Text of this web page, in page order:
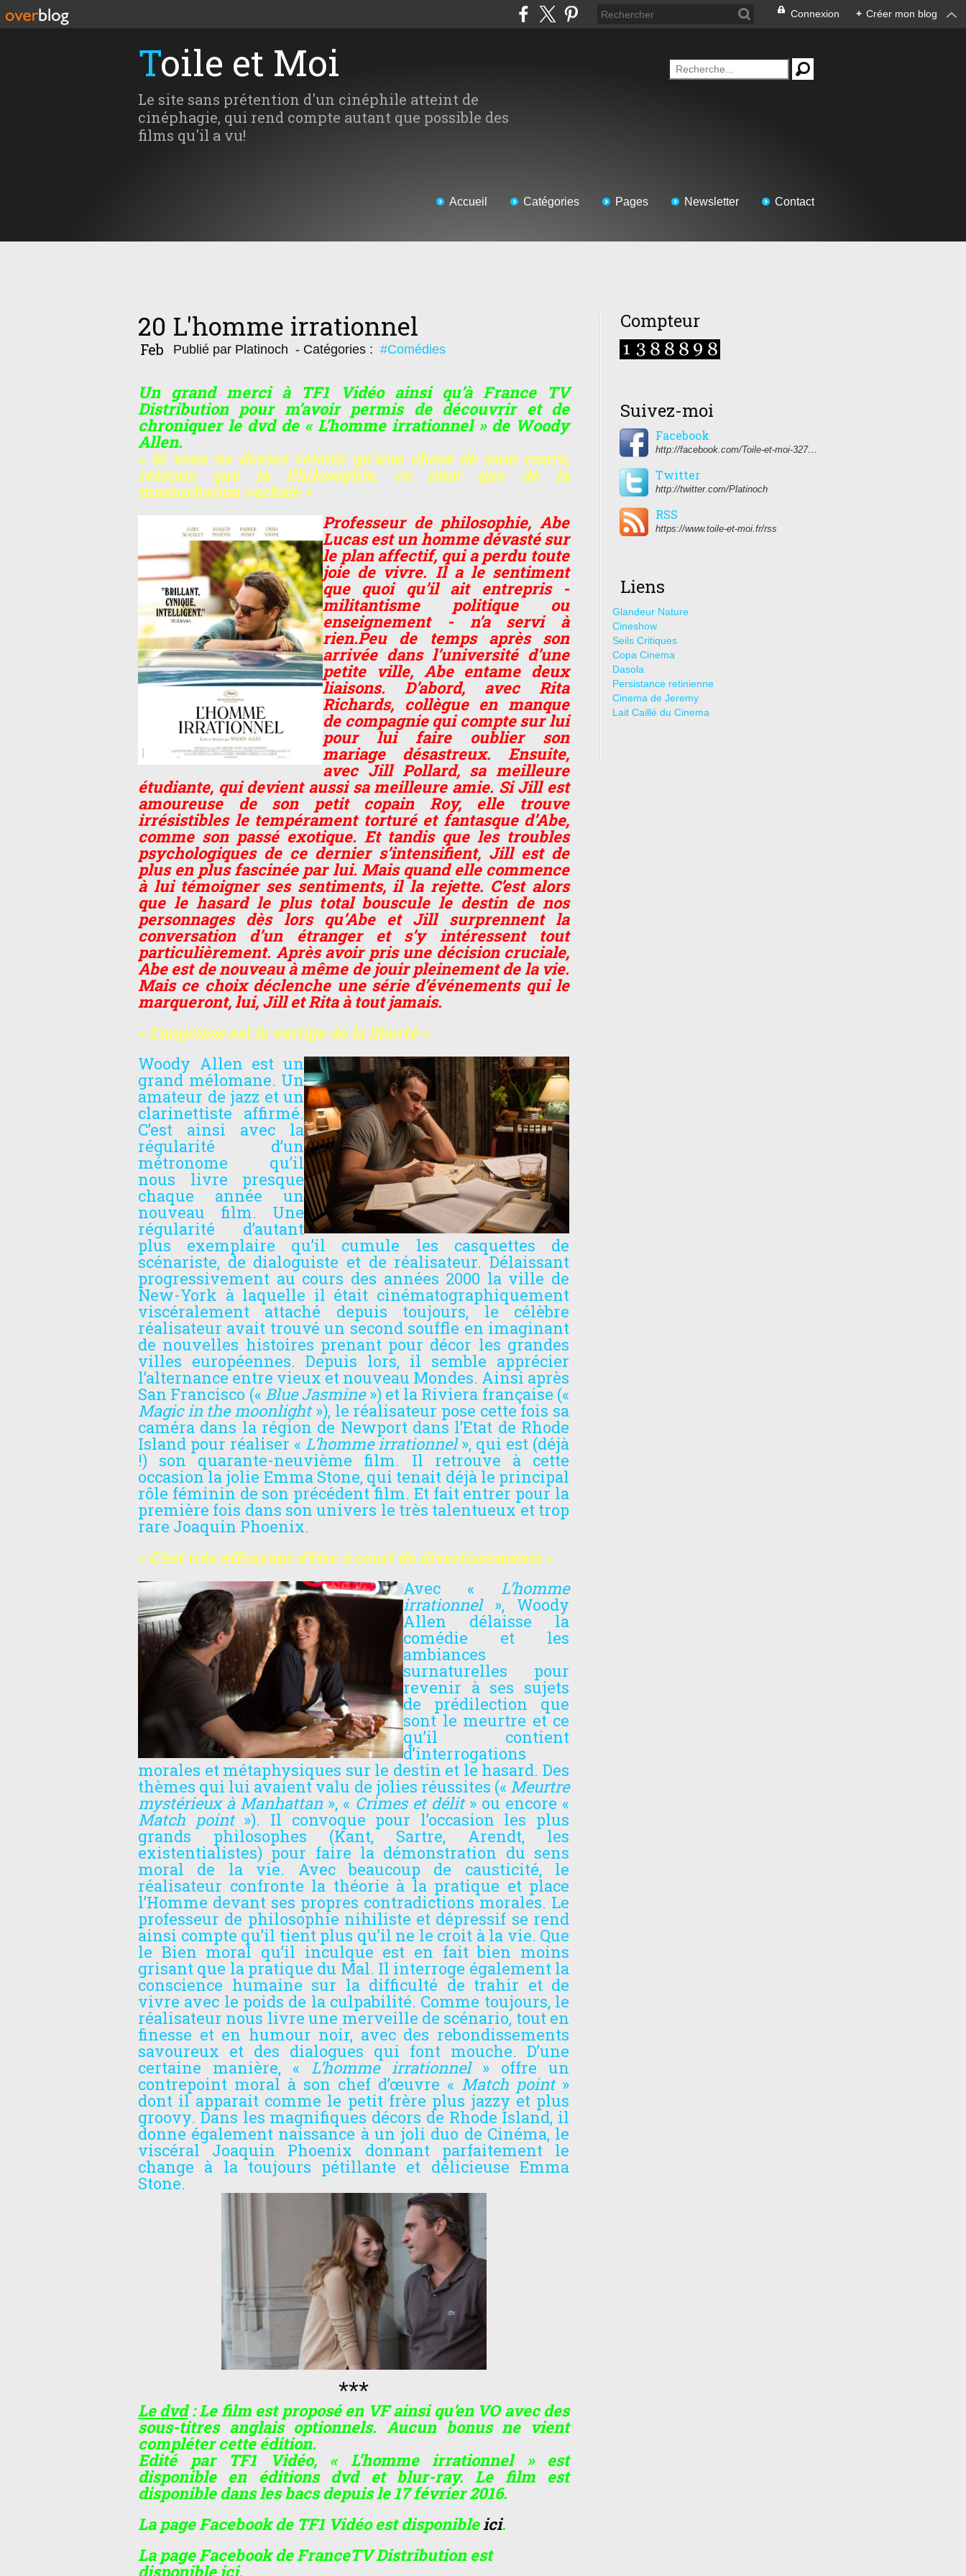
Connexion + Créer mon blog
Toile et Moi
Le site sans prétention d'un cinéphile atteint de
cinéphagie, qui rend compte autant que possible des
films qu'il a vu!
Accueil Catégories Pages Newsletter Contact
20
Feb
L'homme irrationnel
Publié par Platinoch - Catégories : #Comédies
Un grand merci à TF1 Vidéo ainsi qu’à France TV
Distribution pour m’avoir permis de découvrir et de
chroniquer le dvd de « L’homme irrationnel » de Woody
Allen.
« Si vous ne deviez retenir qu’une chose de mon cours,
retenez que la Philosophie, ce n’est que de la
masturbation verbale »
Professeur de philosophie, Abe
Lucas est un homme dévasté sur
le plan affectif, qui a perdu toute
joie de vivre. Il a le sentiment
que quoi qu’il ait entrepris -
militantisme politique ou
enseignement - n’a servi à
rien.Peu de temps après son
arrivée dans l’université d’une
petite ville, Abe entame deux
liaisons. D’abord, avec Rita
Richards, collègue en manque
de compagnie qui compte sur lui
pour lui faire oublier son
mariage désastreux. Ensuite,
avec Jill Pollard, sa meilleure
étudiante, qui devient aussi sa meilleure amie. Si Jill est
amoureuse de son petit copain Roy, elle trouve
irrésistibles le tempérament torturé et fantasque d’Abe,
comme son passé exotique. Et tandis que les troubles
psychologiques de ce dernier s’intensifient, Jill est de
plus en plus fascinée par lui. Mais quand elle commence
à lui témoigner ses sentiments, il la rejette. C’est alors
que le hasard le plus total bouscule le destin de nos
personnages dès lors qu’Abe et Jill surprennent la
conversation d’un étranger et s’y intéressent tout
particulièrement. Après avoir pris une décision cruciale,
Abe est de nouveau à même de jouir pleinement de la vie.
Mais ce choix déclenche une série d’événements qui le
marqueront, lui, Jill et Rita à tout jamais.
« L’angoisse est le vertige de la liberté »
Woody Allen est un
grand mélomane. Un
amateur de jazz et un
clarinettiste affirmé.
C’est ainsi avec la
régularité d’un
métronome qu’il
nous livre presque
chaque année un
nouveau film. Une
régularité d’autant
plus exemplaire qu’il cumule les casquettes de
scénariste, de dialoguiste et de réalisateur. Délaissant
progressivement au cours des années 2000 la ville de
New-York à laquelle il était cinématographiquement
viscéralement attaché depuis toujours, le célèbre
réalisateur avait trouvé un second souffle en imaginant
de nouvelles histoires prenant pour décor les grandes
villes européennes. Depuis lors, il semble apprécier
l’alternance entre vieux et nouveau Mondes. Ainsi après
San Francisco (« Blue Jasmine») et la Riviera française («
Magic in the moonlight»), le réalisateur pose cette fois sa
caméra dans la région de Newport dans l’Etat de Rhode
Island pour réaliser « L’homme irrationnel», qui est (déjà
!) son quarante-neuvième film. Il retrouve à cette
occasion la jolie Emma Stone, qui tenait déjà le principal
rôle féminin de son précédent film. Et fait entrer pour la
première fois dans son univers le très talentueux et trop
rare Joaquin Phoenix.
« C’est très effrayant d’être à court de divertissements »
Avec « L’homme
irrationnel», Woody
Allen délaisse la
comédie et les
ambiances
surnaturelles pour
revenir à ses sujets
de prédilection que
sont le meurtre et ce
qu’il contient
d’interrogations
morales et métaphysiques sur le destin et le hasard. Des
thèmes qui lui avaient valu de jolies réussites (« Meurtre
mystérieux à Manhattan », « Crimes et délit» ou encore «
Match point»). Il convoque pour l’occasion les plus
grands philosophes (Kant, Sartre, Arendt, les
existentialistes) pour faire la démonstration du sens
moral de la vie. Avec beaucoup de causticité, le
réalisateur confronte la théorie à la pratique et place
l’Homme devant ses propres contradictions morales. Le
professeur de philosophie nihiliste et dépressif se rend
ainsi compte qu’il tient plus qu’il ne le croit à la vie. Que
le Bien moral qu’il inculque est en fait bien moins
grisant que la pratique du Mal. Il interroge également la
conscience humaine sur la difficulté de trahir et de
vivre avec le poids de la culpabilité. Comme toujours, le
réalisateur nous livre une merveille de scénario, tout en
finesse et en humour noir, avec des rebondissements
savoureux et des dialogues qui font mouche. D’une
certaine manière, « L’homme irrationnel» offre un
contrepoint moral à son chef d’œuvre « Match point»
dont il apparait comme le petit frère plus jazzy et plus
groovy. Dans les magnifiques décors de Rhode Island, il
donne également naissance à un joli duo de Cinéma, le
viscéral Joaquin Phoenix donnant parfaitement le
change à la toujours pétillante et délicieuse Emma
Stone.
***
Le dvd: Le film est proposé en VF ainsi qu’en VO avec des
sous-titres anglais optionnels. Aucun bonus ne vient
compléter cette édition.
Edité par TF1 Vidéo, « L’homme irrationnel » est
disponible en éditions dvd et blur-ray. Le film est
disponible dans les bacs depuis le 17 février 2016.
La page Facebook de TF1 Vidéo est disponibleici.
La page Facebook de FranceTV Distribution est
disponible ici.
Compteur
Suivez-moi
Facebook
http://facebook.com/Toile-et-moi-327459350627274/
Twitter
http://twitter.com/Platinoch
RSS
https://www.toile-et-moi.fr/rss
Liens
Glandeur Nature
Cineshow
Seils Critiques
Copa Cinema
Dasola
Persistance retinienne
Cinema de Jeremy
Lait Caillé du Cinema